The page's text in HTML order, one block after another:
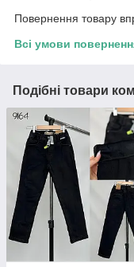
Повернення товару
Всі умови
Подібні товари